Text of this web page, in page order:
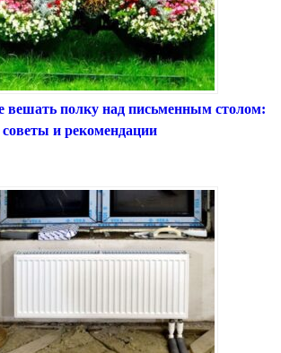
вешать полку над письменным столом:
советы и рекомендации